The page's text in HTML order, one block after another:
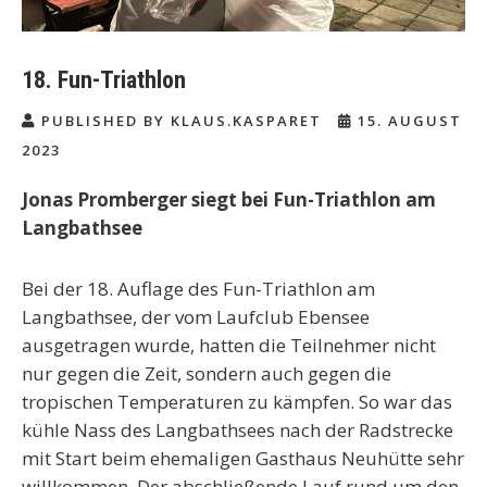
18. Fun-Triathlon
PUBLISHED BY KLAUS.KASPARET
15. AUGUST
2023
Jonas Promberger siegt bei Fun-Triathlon am
Langbathsee
Bei der 18. Auflage des Fun-Triathlon am
Langbathsee, der vom Laufclub Ebensee
ausgetragen wurde, hatten die Teilnehmer nicht
nur gegen die Zeit, sondern auch gegen die
tropischen Temperaturen zu kämpfen. So war das
kühle Nass des Langbathsees nach der Radstrecke
mit Start beim ehemaligen Gasthaus Neuhütte sehr